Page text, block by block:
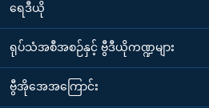
ရေဒီယို
ရုပ်သံအစီအစဉ်နှင့် ဗွီဒီယိုကဏ္ဍများ
ဗွီအိုအေအကြောင်း